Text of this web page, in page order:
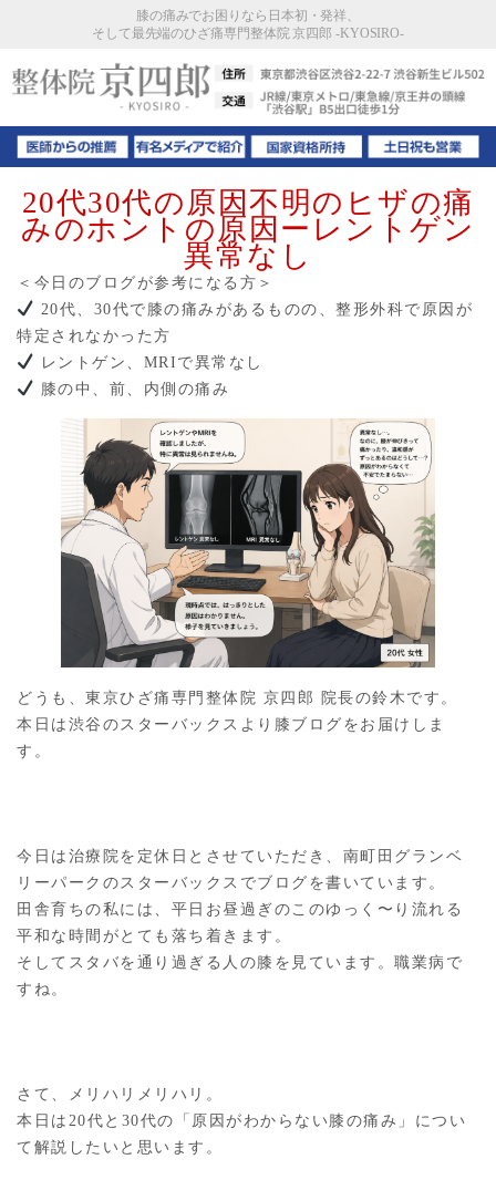
膝の痛みでお困りなら日本初・発祥、
そして最先端のひざ痛専門整体院 京四郎 -KYOSIRO-
20代30代の原因不明のヒザの痛
みのホントの原因ーレントゲン
異常なし
＜今日のブログが参考になる方＞
20代、30代で膝の痛みがあるものの、整形外科で原因が
特定されなかった方
レントゲン、MRIで異常なし
膝の中、前、内側の痛み
どうも、東京ひざ痛専門整体院 京四郎 院長の鈴木です。
本日は渋谷のスターバックスより膝ブログをお届けしま
す。
今日は治療院を定休日とさせていただき、南町田グランベ
リーパークのスターバックスでブログを書いています。
田舎育ちの私には、平日お昼過ぎのこのゆっく〜り流れる
平和な時間がとても落ち着きます。
そしてスタバを通り過ぎる人の膝を見ています。職業病で
すね。
さて、メリハリメリハリ。
本日は20代と30代の「原因がわからない膝の痛み」につい
て解説したいと思います。